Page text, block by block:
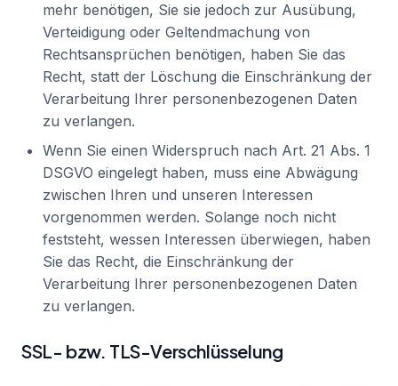
mehr benötigen, Sie sie jedoch zur Ausübung,
Verteidigung oder Geltendmachung von
Rechtsansprüchen benötigen, haben Sie das
Recht, statt der Löschung die Einschränkung der
Verarbeitung Ihrer personenbezogenen Daten
zu verlangen.
Wenn Sie einen Widerspruch nach Art. 21 Abs. 1
DSGVO eingelegt haben, muss eine Abwägung
zwischen Ihren und unseren Interessen
vorgenommen werden. Solange noch nicht
feststeht, wessen Interessen überwiegen, haben
Sie das Recht, die Einschränkung der
Verarbeitung Ihrer personenbezogenen Daten
zu verlangen.
SSL- bzw. TLS-Verschlüsselung